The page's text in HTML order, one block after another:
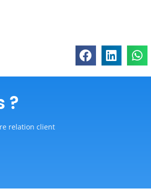
?
relation client